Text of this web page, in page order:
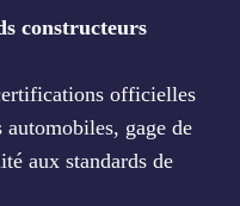
constructeurs
officielles
gage de
aux standards de